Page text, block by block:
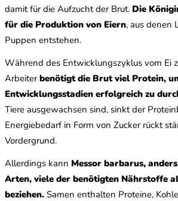
damit für die Aufzucht der Brut. Die
für die Produktion von Eiern, aus denen
Puppen entstehen.
Während des Entwicklungszyklus vom Ei
Arbeiterbenötigt die Brut viel Protein,
Entwicklungsstadien erfolgreich zu
Tiere ausgewachsen sind, sinkt der
Energiebedarf in Form von Zucker rückt
Vordergrund.
Allerdings kann Messor barbarus,
Arten, viele der benötigten Nährstoffe
beziehen. Samen enthalten Proteine,